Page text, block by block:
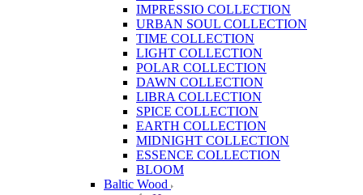
IMPRESSIO COLLECTION
URBAN SOUL COLLECTION
TIME COLLECTION
LIGHT COLLECTION
POLAR COLLECTION
DAWN COLLECTION
LIBRA COLLECTION
SPICE COLLECTION
EARTH COLLECTION
MIDNIGHT COLLECTION
ESSENCE COLLECTION
BLOOM
Baltic Wood